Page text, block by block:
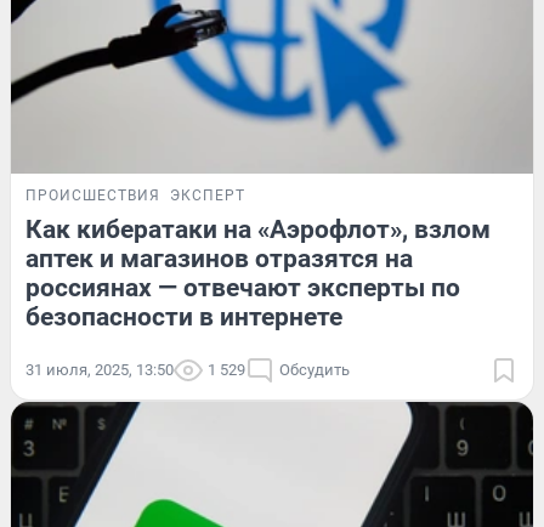
ПРОИСШЕСТВИЯ ЭКСПЕРТ
Как кибератаки на «Аэрофлот», взлом
аптек и магазинов отразятся на
россиянах — отвечают эксперты по
безопасности в интернете
31 июля, 2025, 13:50 1 529 Обсудить